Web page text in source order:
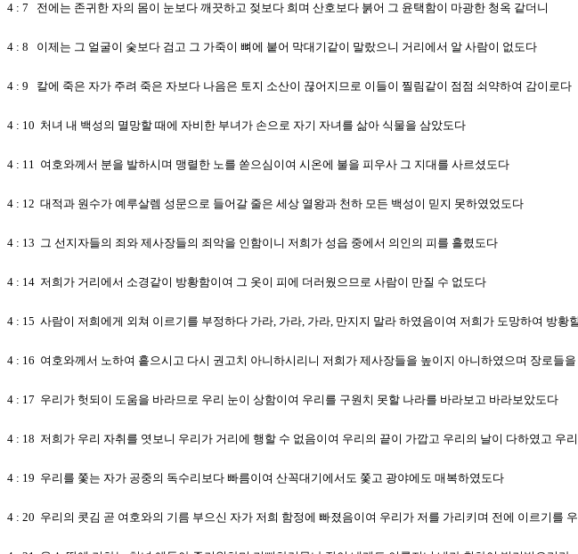
4 : 7 전에는 존귀한 자의 몸이 눈보다 깨끗하고 젖보다 희며 산호보다 붉어 그 윤택함이 마광한 청옥 같더니
4 : 8 이제는 그 얼굴이 숯보다 검고 그 가죽이 뼈에 붙어 막대기같이 말랐으니 거리에서 알 사람이 없도다
4 : 9 칼에 죽은 자가 주려 죽은 자보다 나음은 토지 소산이 끊어지므로 이들이 찔림같이 점점 쇠약하여 감이로다
4 : 10 처녀 내 백성의 멸망할 때에 자비한 부녀가 손으로 자기 자녀를 삶아 식물을 삼았도다
4 : 11 여호와께서 분을 발하시며 맹렬한 노를 쏟으심이여 시온에 불을 피우사 그 지대를 사르셨도다
4 : 12 대적과 원수가 예루살렘 성문으로 들어갈 줄은 세상 열왕과 천하 모든 백성이 믿지 못하였었도다
4 : 13 그 선지자들의 죄와 제사장들의 죄악을 인함이니 저희가 성읍 중에서 의인의 피를 흘렸도다
4 : 14 저희가 거리에서 소경같이 방황함이여 그 옷이 피에 더러웠으므로 사람이 만질 수 없도다
4 : 15 사람이 저희에게 외쳐 이르기를 부정하다 가라, 가라, 가라, 만지지 말라 하였음이여 저희가 도망하여 방
4 : 16 여호와께서 노하여 흩으시고 다시 권고치 아니하시리니 저희가 제사장들을 높이지 아니하였으며 장로들
4 : 17 우리가 헛되이 도움을 바라므로 우리 눈이 상함이여 우리를 구원치 못할 나라를 바라보고 바라보았도다
4 : 18 저희가 우리 자취를 엿보니 우리가 거리에 행할 수 없음이여 우리의 끝이 가깝고 우리의 날이 다하였고 우
4 : 19 우리를 쫓는 자가 공중의 독수리보다 빠름이여 산꼭대기에서도 쫓고 광야에도 매복하였도다
4 : 20 우리의 콧김 곧 여호와의 기름 부으신 자가 저희 함정에 빠졌음이여 우리가 저를 가리키며 전에 이르기를